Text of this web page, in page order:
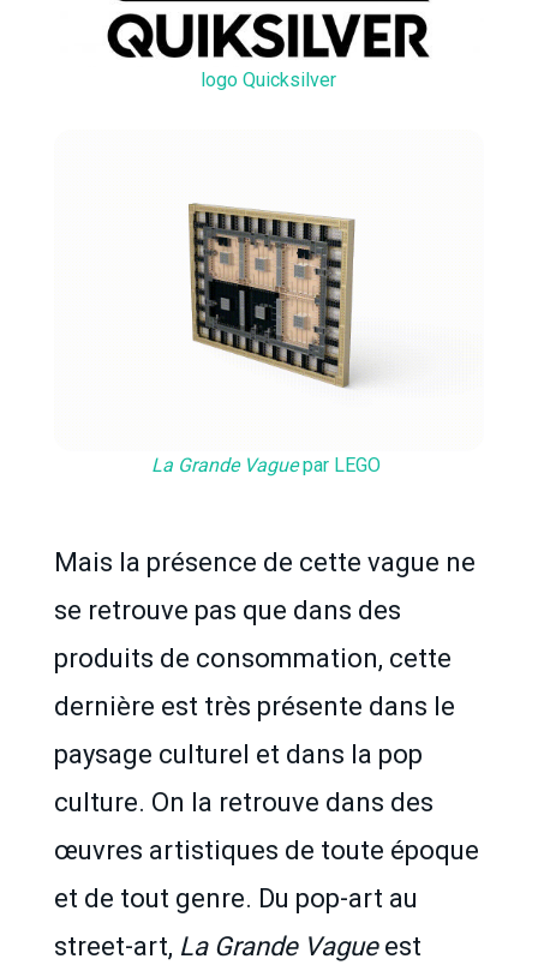
logo Quicksilver
La Grande Vaguepar LEGO
Mais la présence de cette vague ne
se retrouve pas que dans des
produits de consommation, cette
dernière est très présente dans le
paysage culturel et dans la pop
culture. On la retrouve dans des
œuvres artistiques de toute époque
et de tout genre. Du pop-art au
street-art, La Grande Vagueest